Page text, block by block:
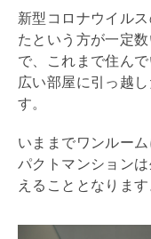
新型コロナウイル
たという方が一定
で、これまで住ん
広い部屋に引っ越
す。
いままでワンルー
パクトマンション
えることとなります